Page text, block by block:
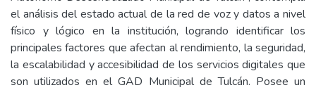
el análisis del estado actual de la red de voz y datos a nivel
físico y lógico en la institución, logrando identificar los
principales factores que afectan al rendimiento, la seguridad,
la escalabilidad y accesibilidad de los servicios digitales que
son utilizados en el GAD Municipal de Tulcán. Posee un